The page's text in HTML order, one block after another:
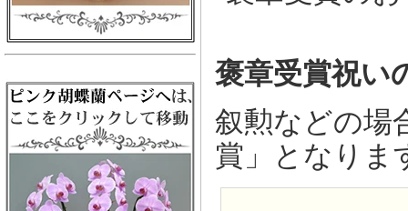
褒章受賞祝い
叙勲などの場
賞」となりま